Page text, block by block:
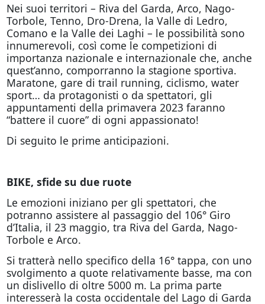
Nei suoi territori – Riva del Garda, Arco, Nago-
Torbole, Tenno, Dro-Drena, la Valle di Ledro,
Comano e la Valle dei Laghi – le possibilità sono
innumerevoli, così come le competizioni di
importanza nazionale e internazionale che, anche
quest’anno, comporranno la stagione sportiva.
Maratone, gare di trail running, ciclismo, water
sport… da protagonisti o da spettatori, gli
appuntamenti della primavera 2023 faranno
“battere il cuore” di ogni appassionato!
Di seguito le prime anticipazioni.
BIKE, sfide su due ruote
Le emozioni iniziano per gli spettatori, che
potranno assistere al passaggio del 106° Giro
d’Italia, il 23 maggio, tra Riva del Garda, Nago-
Torbole e Arco.
Si tratterà nello specifico della 16° tappa, con uno
svolgimento a quote relativamente basse, ma con
un dislivello di oltre 5000 m. La prima parte
interesserà la costa occidentale del Lago di Garda